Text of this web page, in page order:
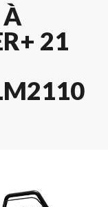
À
21